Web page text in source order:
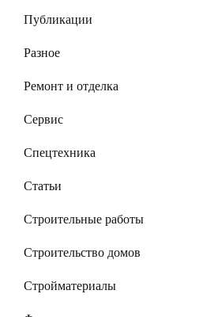
Публикации
Разное
Ремонт и отделка
Сервис
Спецтехника
Статьи
Строительные работы
Строительство домов
Стройматериалы